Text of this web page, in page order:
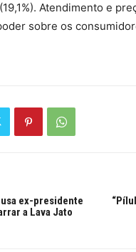
Atendimento e
sobre os
ex-presidente
a Lava Jato